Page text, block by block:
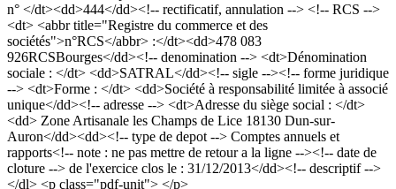
n° </dt><dd>444</dd><!-- rectificatif, annulation --> <!-- RCS -->
<dt> <abbr title="Registre du commerce et des
sociétés">n°RCS</abbr> :</dt><dd>478 083
926RCSBourges</dd><!-- denomination --> <dt>Dénomination
sociale : </dt> <dd>SATRAL</dd><!-- sigle --><!-- forme juridique
--> <dt>Forme : </dt> <dd>Société à responsabilité limitée à associé
unique</dd><!-- adresse --> <dt>Adresse du siège social : </dt>
<dd> Zone Artisanale les Champs de Lice 18130 Dun-sur-
Auron</dd><dd><!-- type de depot --> Comptes annuels et
rapports<!-- note : ne pas mettre de retour a la ligne --><!-- date de
cloture --> de l'exercice clos le : 31/12/2013</dd><!-- descriptif -->
</dl> <p class="pdf-unit"> </p>